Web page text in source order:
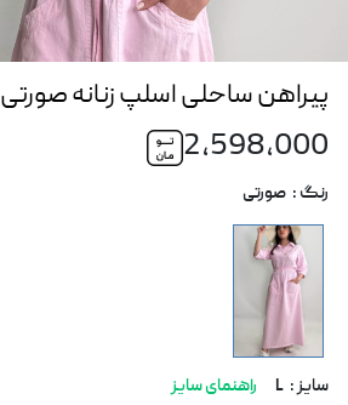
پیراهن ساحلی اسلپ زنانه صورتی
2,598,000
رنگ : صورتی
سایز : L راهنمای سایز